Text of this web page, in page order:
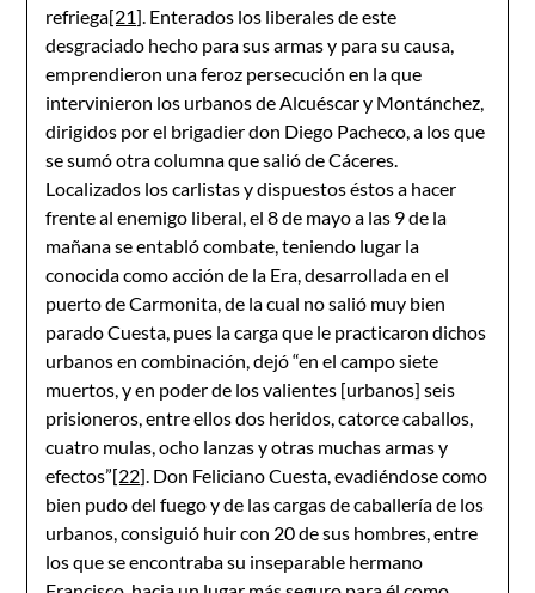
refriega[21]. Enterados los liberales de este
desgraciado hecho para sus armas y para su causa,
emprendieron una feroz persecución en la que
intervinieron los urbanos de Alcuéscar y Montánchez,
dirigidos por el brigadier don Diego Pacheco, a los que
se sumó otra columna que salió de Cáceres.
Localizados los carlistas y dispuestos éstos a hacer
frente al enemigo liberal, el 8 de mayo a las 9 de la
mañana se entabló combate, teniendo lugar la
conocida como acción de la Era, desarrollada en el
puerto de Carmonita, de la cual no salió muy bien
parado Cuesta, pues la carga que le practicaron dichos
urbanos en combinación, dejó “en el campo siete
muertos, y en poder de los valientes [urbanos] seis
prisioneros, entre ellos dos heridos, catorce caballos,
cuatro mulas, ocho lanzas y otras muchas armas y
efectos”[22]. Don Feliciano Cuesta, evadiéndose como
bien pudo del fuego y de las cargas de caballería de los
urbanos, consiguió huir con 20 de sus hombres, entre
los que se encontraba su inseparable hermano